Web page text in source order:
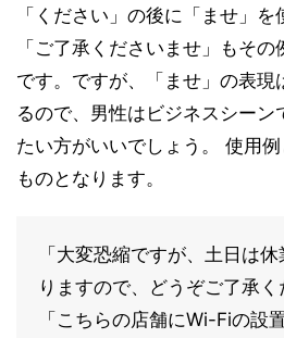
「ください」の後に「ませ」を
「ご了承くださいませ」もそ
です。ですが、「ませ」の表現
るので、男性はビジネスシーン
たい方がいいでしょう。 使用
ものとなります。
「大変恐縮ですが、土日は
りますので、どうぞご了承く
「こちらの店舗にWi-Fiの設